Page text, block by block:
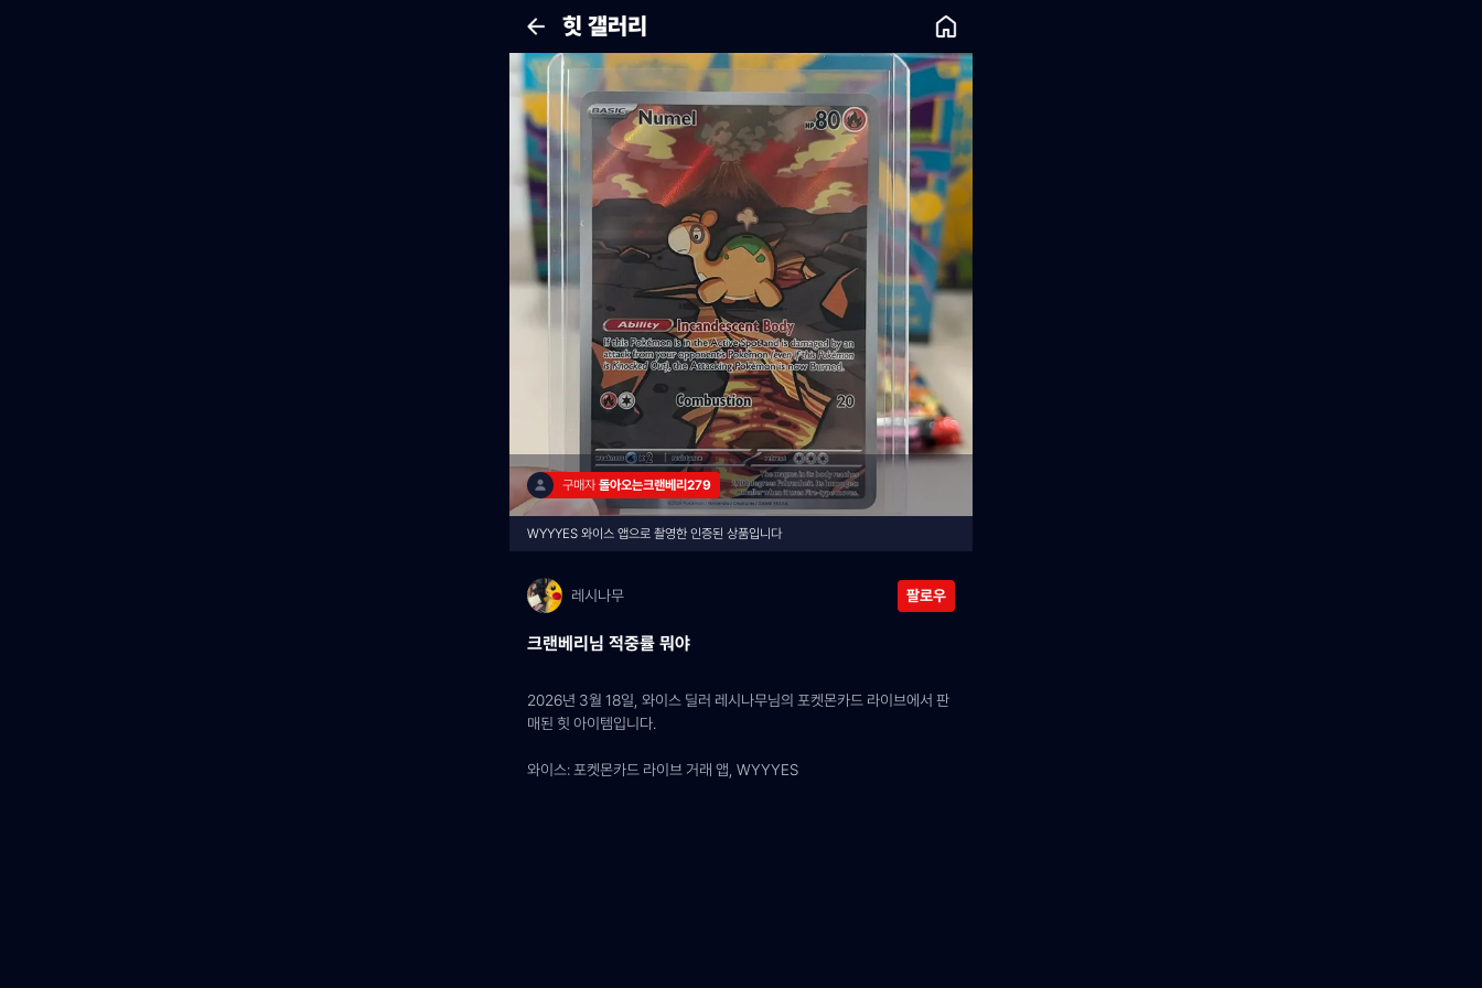
힛 갤러리
구매자 돌아오는크랜베리279
WYYYES 와이스 앱으로 촬영한 인증된 상품입니다
레시나무 팔로우
크랜베리님 적중률 뭐야
2026년 3월 18일, 와이스 딜러 레시나무님의 포켓몬카드 라이브에서 판
매된 힛 아이템입니다.
와이스: 포켓몬카드 라이브 거래 앱, WYYYES